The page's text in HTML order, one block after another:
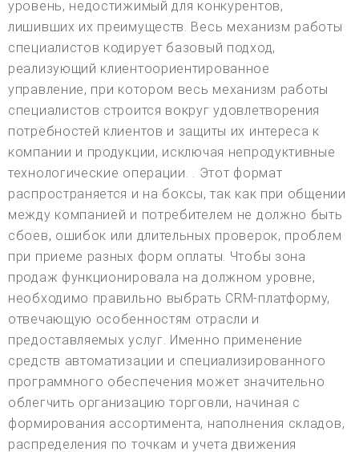
уровень, недостижимый для конкурентов,
лишивших их преимуществ. Весь механизм работы
специалистов кодирует базовый подход,
реализующий клиентоориентированное
управление, при котором весь механизм работы
специалистов строится вокруг удовлетворения
потребностей клиентов и защиты их интереса к
компании и продукции, исключая непродуктивные
технологические операции. . Этот формат
распространяется и на боксы, так как при общении
между компанией и потребителем не должно быть
сбоев, ошибок или длительных проверок, проблем
при приеме разных форм оплаты. Чтобы зона
продаж функционировала на должном уровне,
необходимо правильно выбрать CRM-платформу,
отвечающую особенностям отрасли и
предоставляемых услуг. Именно применение
средств автоматизации и специализированного
программного обеспечения может значительно
облегчить организацию торговли, начиная с
формирования ассортимента, наполнения складов,
распределения по точкам и учета движения